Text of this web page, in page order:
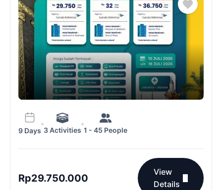
9 Days 3 Activities 1 - 45 People
Rp29.750.000
View
Details